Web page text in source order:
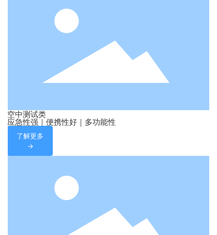
空中测试类
应急性强｜便携性好｜多功能性
了解更多
→